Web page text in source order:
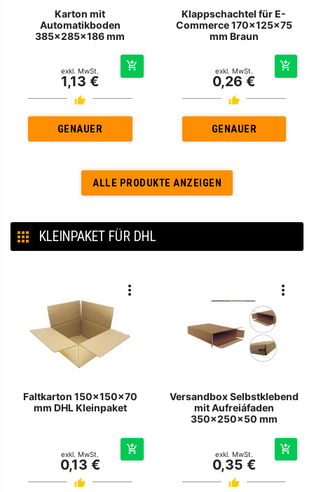
Karton mit
Automatikboden
385x285x186 mm
exkl. MwSt.
1,13 €
GENAUER
Klappschachtel für E-
Commerce 170x125x75
mm Braun
exkl. MwSt.
0,26 €
GENAUER
ALLE PRODUKTE ANZEIGEN
KLEINPAKET FÜR DHL
Faltkarton 150x150x70
mm DHL Kleinpaket
exkl. MwSt.
0,13 €
Versandbox Selbstklebend
mit Aufreiáfaden
350x250x50 mm
exkl. MwSt.
0,35 €